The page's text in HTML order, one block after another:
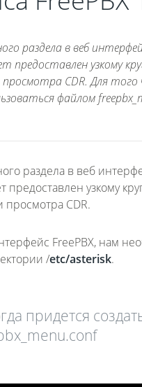
раздела в веб
узкому
CDR. Для
файлом
раздела в веб
предоставлен узкому
CDR.
FreePBX, нам
/etc/asterisk.
придется